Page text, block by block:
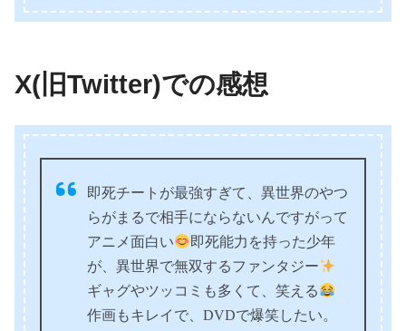
X(旧Twitter)での感想
即死チートが最強すぎて、異世界のやつ
らがまるで相手にならないんですがって
アニメ面白い
即死能力を持った少年
が、異世界で無双するファンタジー
ギャグやツッコミも多くて、笑える
作画もキレイで、DVDで爆笑したい。